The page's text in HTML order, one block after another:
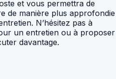
et vous permettra de
de manière plus approfondie
N’hésitez pas à
un entretien ou à proposer
davantage.